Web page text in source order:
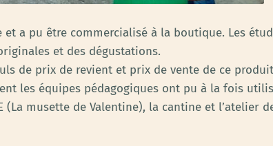
et a pu être commercialisé à la boutique. Les
et des dégustations.
de prix de revient et prix de vente de ce
les équipes pédagogiques ont pu à la fois
(La musette de Valentine), la cantine et